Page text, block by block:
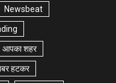
Newsbeat
आपका शहर
हटकर